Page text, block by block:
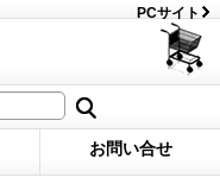
PCサイト
お問い合せ